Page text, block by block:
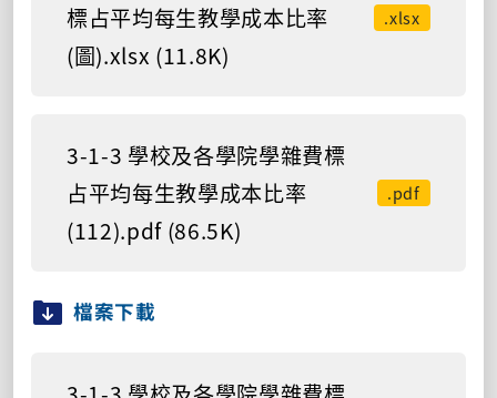
標占平均每生教學成本比率
(圖).xlsx (11.8K)
.xlsx
3-1-3 學校及各學院學雜費標
占平均每生教學成本比率
(112).pdf (86.5K)
.pdf
檔案下載